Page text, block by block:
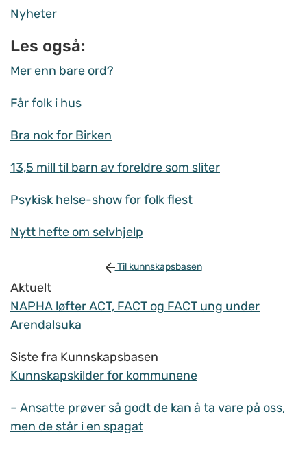
Nyheter
Les også:
Mer enn bare ord?
Får folk i hus
Bra nok for Birken
13,5 mill til barn av foreldre som sliter
Psykisk helse-show for folk flest
Nytt hefte om selvhjelp
Til kunnskapsbasen
Aktuelt
NAPHA løfter ACT, FACT og FACT ung under
Arendalsuka
Siste fra Kunnskapsbasen
Kunnskapskilder for kommunene
– Ansatte prøver så godt de kan å ta vare på oss,
men de står i en spagat